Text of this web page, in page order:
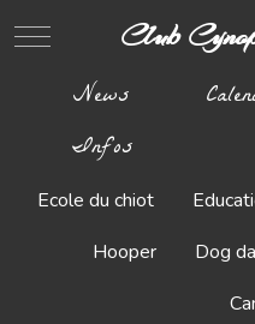
Mobile Menu Toggle
Club
News
Infos
Ecole du chiot
Hooper
Dog